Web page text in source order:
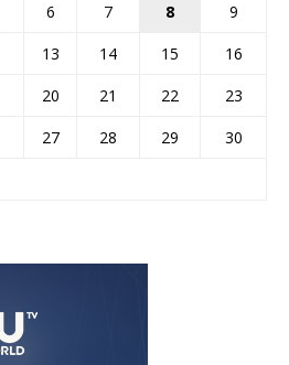
6 7 8
9
13 14 15
16
20 21 22
23
27 28 29
30